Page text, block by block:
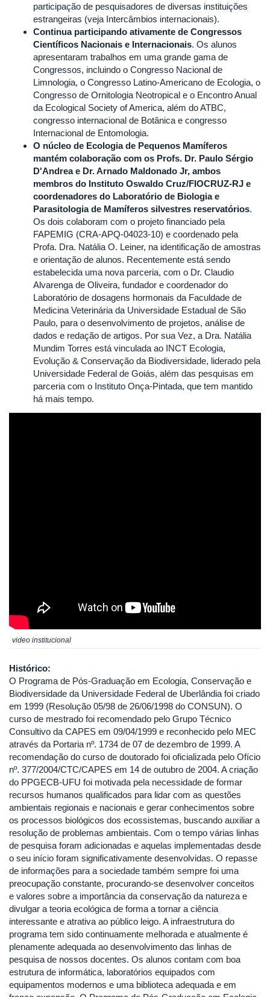
participação de pesquisadores de diversas instituições
estrangeiras (veja Intercâmbios internacionais).
Continua participando ativamente de Congressos
Científicos Nacionais e Internacionais. Os alunos
apresentaram trabalhos em uma grande gama de
Congressos, incluindo o Congresso Nacional de
Limnologia, o Congresso Latino-Americano de Ecologia, o
Congresso de Ornitologia Neotropical e o Encontro Anual
da Ecological Society of America, além do ATBC,
congresso internacional de Botânica e congresso
Internacional de Entomologia.
O núcleo de Ecologia de Pequenos Mamíferos
mantém colaboração com os Profs. Dr. Paulo Sérgio
D'Andrea e Dr. Arnado Maldonado Jr, ambos
membros do Instituto Oswaldo Cruz/FIOCRUZ-RJ e
coordenadores do Laboratório de Biologia e
Parasitologia de Mamíferos silvestres reservatórios.
Os dois colaboram com o projeto financiado pela
FAPEMIG (CRA-APQ-04023-10) e coordenado pela
Profa. Dra. Natália O. Leiner, na identificação de amostras
e orientação de alunos. Recentemente está sendo
estabelecida uma nova parceria, com o Dr. Claudio
Alvarenga de Oliveira, fundador e coordenador do
Laboratório de dosagens hormonais da Faculdade de
Medicina Veterinária da Universidade Estadual de São
Paulo, para o desenvolvimento de projetos, análise de
dados e redação de artigos. Por sua Vez, a Dra. Natália
Mundim Torres está vinculada ao INCT Ecologia,
Evolução & Conservação da Biodiversidade, liderado pela
Universidade Federal de Goiás, além das pesquisas em
parceria com o Instituto Onça-Pintada, que tem mantido
há mais tempo.
video institucional
Histórico:
O Programa de Pós-Graduação em Ecologia, Conservação e
Biodiversidade da Universidade Federal de Uberlândia foi criado
em 1999 (Resolução 05/98 de 26/06/1998 do CONSUN). O
curso de mestrado foi recomendado pelo Grupo Técnico
Consultivo da CAPES em 09/04/1999 e reconhecido pelo MEC
através da Portaria nº. 1734 de 07 de dezembro de 1999. A
recomendação do curso de doutorado foi oficializada pelo Ofício
nº. 377/2004/CTC/CAPES em 14 de outubro de 2004. A criação
do PPGECB-UFU foi motivada pela necessidade de formar
recursos humanos qualificados para lidar com as questões
ambientais regionais e nacionais e gerar conhecimentos sobre
os processos biológicos dos ecossistemas, buscando auxiliar a
resolução de problemas ambientais. Com o tempo várias linhas
de pesquisa foram adicionadas e aquelas implementadas desde
o seu início foram significativamente desenvolvidas. O repasse
de informações para a sociedade também sempre foi uma
preocupação constante, procurando-se desenvolver conceitos
e valores sobre a importância da conservação da natureza e
divulgar a teoria ecológica de forma a tornar a ciência
interessante e atrativa ao público leigo. A infraestrutura do
programa tem sido continuamente melhorada e atualmente é
plenamente adequada ao desenvolvimento das linhas de
pesquisa de nossos docentes. Os alunos contam com boa
estrutura de informática, laboratórios equipados com
equipamentos modernos e uma biblioteca adequada e em